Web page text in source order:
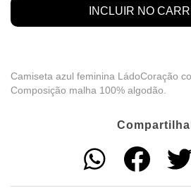
Camiseta azul feminina LádoCoração
Composição malha 100% algodão.